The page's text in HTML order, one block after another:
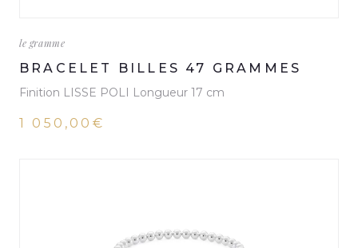
le gramme
BRACELET BILLES 47 GRAMMES
Finition LISSE POLI Longueur 17 cm
1 050,00€